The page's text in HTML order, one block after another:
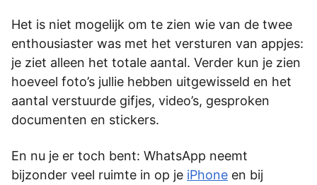
Het is niet mogelijk om te zien wie van de twee
enthousiaster was met het versturen van appjes:
je ziet alleen het totale aantal. Verder kun je zien
hoeveel foto’s jullie hebben uitgewisseld en het
aantal verstuurde gifjes, video’s, gesproken
documenten en stickers.
En nu je er toch bent: WhatsApp neemt
bijzonder veel ruimte in op je iPhone en bij